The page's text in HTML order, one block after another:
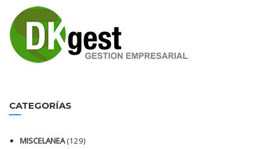
CATEGORÍAS
MISCELANEA(129)